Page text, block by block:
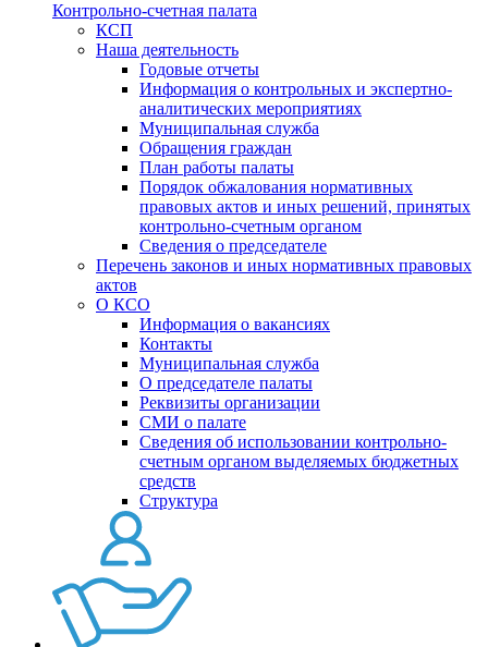
Контрольно-счетная палата
КСП
Наша деятельность
Годовые отчеты
Информация о контрольных и экспертно-
аналитических мероприятиях
Муниципальная служба
Обращения граждан
План работы палаты
Порядок обжалования нормативных
правовых актов и иных решений, принятых
контрольно-счетным органом
Сведения о председателе
Перечень законов и иных нормативных правовых
актов
О КСО
Информация о вакансиях
Контакты
Муниципальная служба
О председателе палаты
Реквизиты организации
СМИ о палате
Сведения об использовании контрольно-
счетным органом выделяемых бюджетных
средств
Структура